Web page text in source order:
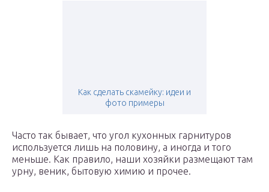
Как сделать скамейку: идеи и
фото примеры
Часто так бывает, что угол кухонных гарнитуров
используется лишь на половину, а иногда и того
меньше. Как правило, наши хозяйки размещают там
урну, веник, бытовую химию и прочее.